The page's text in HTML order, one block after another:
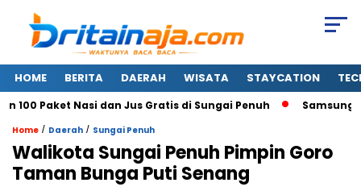
HOME BERITA DAERAH WISATA STAYCATION
Paket Nasi dan Jus Gratis di Sungai Penuh Samsung
Home / Daerah / Sungai Penuh
Walikota Sungai Penuh Pimpin Goro
Taman Bunga Puti Senang